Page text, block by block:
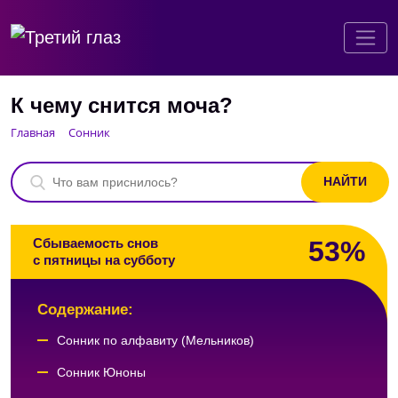
К чему снится моча?
Главная Сонник
Сбываемость снов
с пятницы на субботу
53%
Содержание:
Сонник по алфавиту (Мельников)
Сонник Юноны